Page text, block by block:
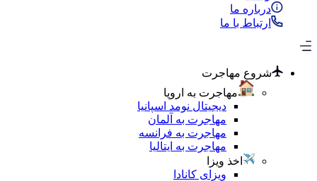
درباره ما
ارتباط با ما
شروع مهاجرت
مهاجرت به اروپا
دیجیتال نومد اسپانیا
مهاجرت به آلمان
مهاجرت به فرانسه
مهاجرت به ایتالیا
اخذ ویزا
ویزای کانادا